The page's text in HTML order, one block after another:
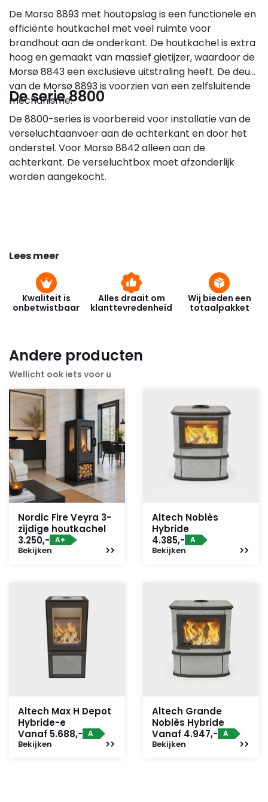
De Morso 8893 met houtopslag is een functionele en
efficiënte houtkachel met veel ruimte voor
brandhout aan de onderkant. De houtkachel is extra
hoog en gemaakt van massief gietijzer, waardoor de
Morsø 8843 een exclusieve uitstraling heeft. De deur
van de Morsø 8893 is voorzien van een zelfsluitende
mechanisme.
De serie 8800
De 8800-series is voorbereid voor installatie van de
verseluchtaanvoer aan de achterkant en door het
onderstel. Voor Morsø 8842 alleen aan de
achterkant. De verseluchtbox moet afzonderlijk
worden aangekocht.
Lees meer
Kwaliteit is
onbetwistbaar
Alles draait om
klanttevredenheid
Wij bieden een
totaalpakket
Andere producten
Wellicht ook iets voor u
Nordic Fire Veyra 3-
zijdige houtkachel
3.250,- A+
Bekijken
Altech Noblès
Hybride
4.385,- A
Bekijken
Altech Max H Depot
Hybride-e
Vanaf 5.688,- A
Bekijken
Altech Grande
Noblès Hybride
Vanaf 4.947,- A
Bekijken